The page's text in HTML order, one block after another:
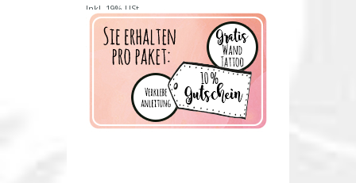
Inkl. 19% USt.
Versandkosten
Produktnummer:wkp14-D
Verfügbarkeit:Auf Lager
Lieferzeit: 1-3 Werktage